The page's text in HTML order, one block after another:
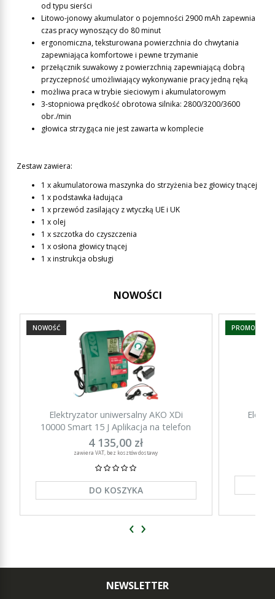
od typu sierści
Litowo-jonowy akumulator o pojemności 2900 mAh zapewnia
czas pracy wynoszący do 80 minut
ergonomiczna, teksturowana powierzchnia do chwytania
zapewniająca komfortowe i pewne trzymanie
przełącznik suwakowy z powierzchnią zapewniającą dobrą
przyczepność umożliwiający wykonywanie pracy jedną ręką
możliwa praca w trybie sieciowym i akumulatorowym
3-stopniowa prędkość obrotowa silnika: 2800/3200/3600
obr./min
głowica strzygąca nie jest zawarta w komplecie
Zestaw zawiera:
1 x akumulatorowa maszynka do strzyżenia bez głowicy tnącej
1 x podstawka ładująca
1 x przewód zasilający z wtyczką UE i UK
1 x olej
1 x szczotka do czyszczenia
1 x osłona głowicy tnącej
1 x instrukcja obsługi
NOWOŚCI
Elektryzator uniwersalny AKO XDi
10000 Smart 15 J Aplikacja na telefon
4 135,00 zł
zawiera VAT, bez kosztów dostawy
DO KOSZYKA
NOWOŚĆ PROMOCJA
‹ ›
NEWSLETTER